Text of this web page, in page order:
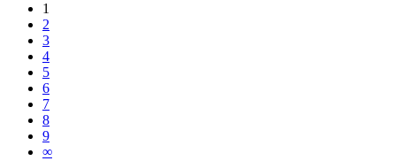
1
2
3
4
5
6
7
8
9
∞